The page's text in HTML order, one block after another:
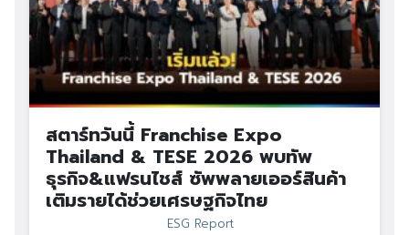
สตาร์ทวันนี้ Franchise Expo
Thailand & TESE 2026 พบทัพ
ธุรกิจ&แฟรนไชส์ ซัพพลายเออร์สินค้า
เติมรายได้ช่วยเศรษฐกิจไทย
ESG Report